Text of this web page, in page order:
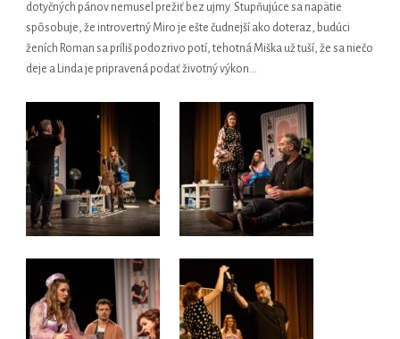
dotyčných pánov nemusel prežiť bez ujmy. Stupňujúce sa napätie
spôsobuje, že introvertný Miro je ešte čudnejší ako doteraz, budúci
ženích Roman sa príliš podozrivo potí, tehotná Miška už tuší, že sa niečo
deje a Linda je pripravená podať životný výkon…